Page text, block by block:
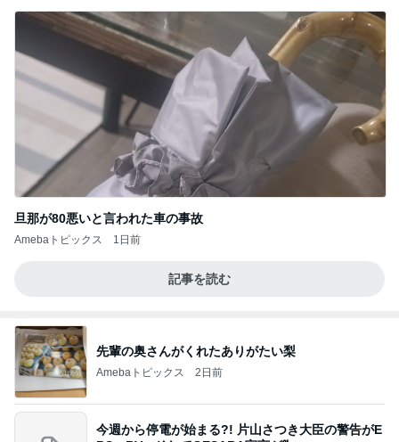
旦那が80悪いと言われた車の事故
Amebaトピックス 1日前
記事を読む
先輩の奥さんがくれたありがたい梨
Amebaトピックス 2日前
今週から停電が始まる?! 片山さつき大臣の警告がE